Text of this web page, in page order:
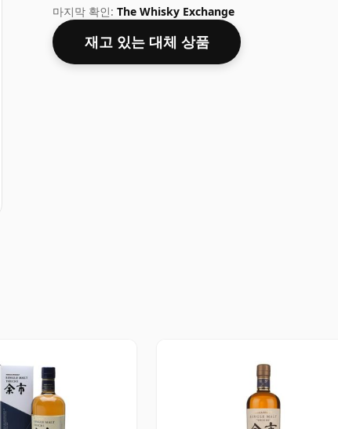
마지막 확인: The Whisky Exchange
재고 있는 대체 상품